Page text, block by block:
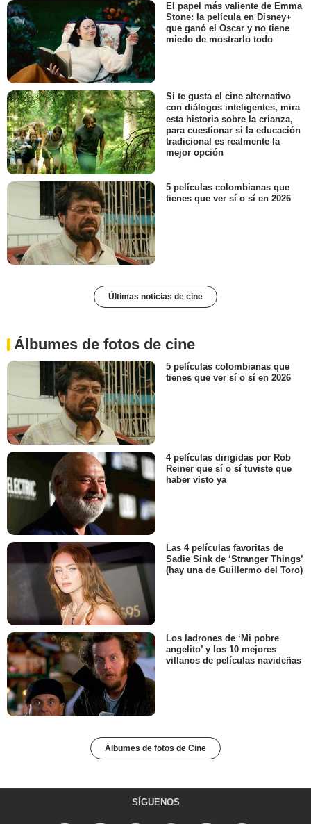
El papel más valiente de Emma
Stone: la película en Disney+
que ganó el Oscar y no tiene
miedo de mostrarlo todo
Si te gusta el cine alternativo
con diálogos inteligentes, mira
esta historia sobre la crianza,
para cuestionar si la educación
tradicional es realmente la
mejor opción
5 películas colombianas que
tienes que ver sí o sí en 2026
Últimas noticias de cine
Álbumes de fotos de cine
5 películas colombianas que
tienes que ver sí o sí en 2026
4 películas dirigidas por Rob
Reiner que sí o sí tuviste que
haber visto ya
Las 4 películas favoritas de
Sadie Sink de ‘Stranger Things’
(hay una de Guillermo del Toro)
Los ladrones de ‘Mi pobre
angelito’ y los 10 mejores
villanos de películas navideñas
Álbumes de fotos de Cine
SÍGUENOS